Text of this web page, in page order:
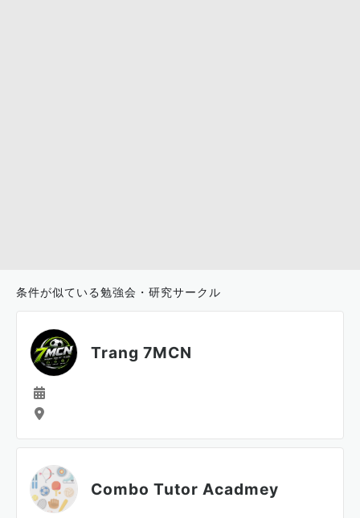
条件が似ている勉強会・研究サークル
Trang 7MCN
Combo Tutor Acadmey